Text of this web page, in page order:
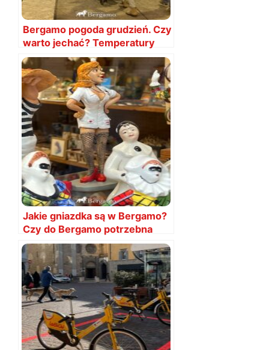
Bergamo pogoda grudzień. Czy
warto jechać? Temperatury
Jakie gniazdka są w Bergamo?
Czy do Bergamo potrzebna
przejściówka?